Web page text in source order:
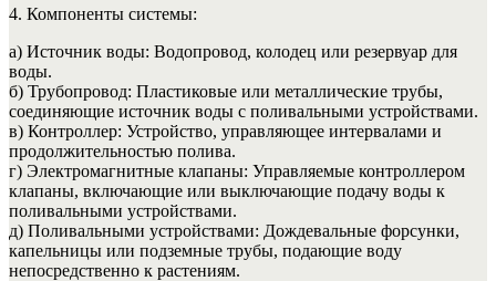
4. Компоненты системы:
а) Источник воды: Водопровод, колодец или резервуар для
воды.
б) Трубопровод: Пластиковые или металлические трубы,
соединяющие источник воды с поливальными устройствами.
в) Контроллер: Устройство, управляющее интервалами и
продолжительностью полива.
г) Электромагнитные клапаны: Управляемые контроллером
клапаны, включающие или выключающие подачу воды к
поливальными устройствами.
д) Поливальными устройствами: Дождевальные форсунки,
капельницы или подземные трубы, подающие воду
непосредственно к растениям.